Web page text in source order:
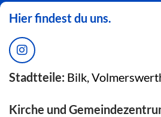
Hier findest du uns.
Stadtteile: Bilk,
Kirche und